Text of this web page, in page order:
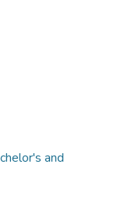
and